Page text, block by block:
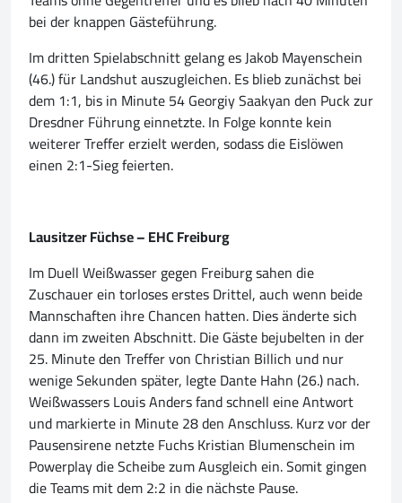
bei der knappen Gästeführung.
Im dritten Spielabschnitt gelang es Jakob Mayenschein
(46.) für Landshut auszugleichen. Es blieb zunächst bei
dem 1:1, bis in Minute 54 Georgiy Saakyan den Puck zur
Dresdner Führung einnetzte. In Folge konnte kein
weiterer Treffer erzielt werden, sodass die Eislöwen
einen 2:1-Sieg feierten.
Lausitzer Füchse – EHC Freiburg
Im Duell Weißwasser gegen Freiburg sahen die
Zuschauer ein torloses erstes Drittel, auch wenn beide
Mannschaften ihre Chancen hatten. Dies änderte sich
dann im zweiten Abschnitt. Die Gäste bejubelten in der
25. Minute den Treffer von Christian Billich und nur
wenige Sekunden später, legte Dante Hahn (26.) nach.
Weißwassers Louis Anders fand schnell eine Antwort
und markierte in Minute 28 den Anschluss. Kurz vor der
Pausensirene netzte Fuchs Kristian Blumenschein im
Powerplay die Scheibe zum Ausgleich ein. Somit gingen
die Teams mit dem 2:2 in die nächste Pause.